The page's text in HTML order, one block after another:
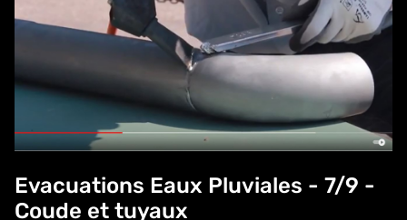
Evacuations Eaux Pluviales - 7/9 -
Coude et tuyaux